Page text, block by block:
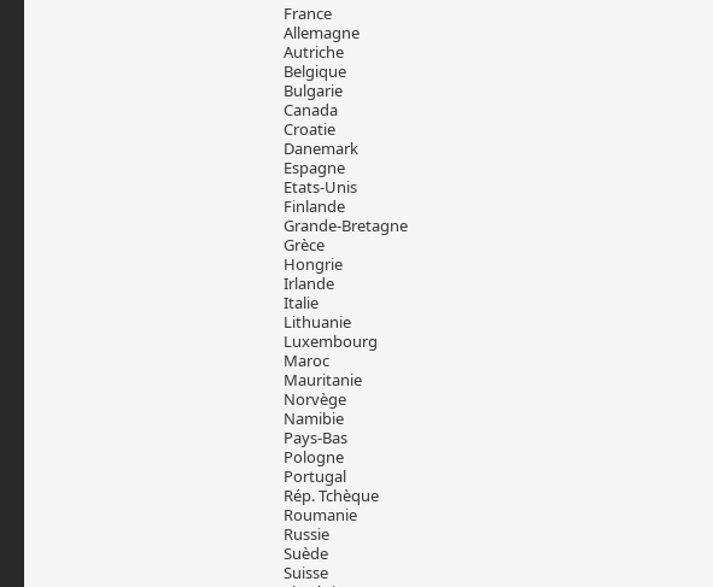
France
Allemagne
Autriche
Belgique
Bulgarie
Canada
Croatie
Danemark
Espagne
Etats-Unis
Finlande
Grande-Bretagne
Grèce
Hongrie
Irlande
Italie
Lithuanie
Luxembourg
Maroc
Mauritanie
Norvège
Namibie
Pays-Bas
Pologne
Portugal
Rép. Tchèque
Roumanie
Russie
Suède
Suisse